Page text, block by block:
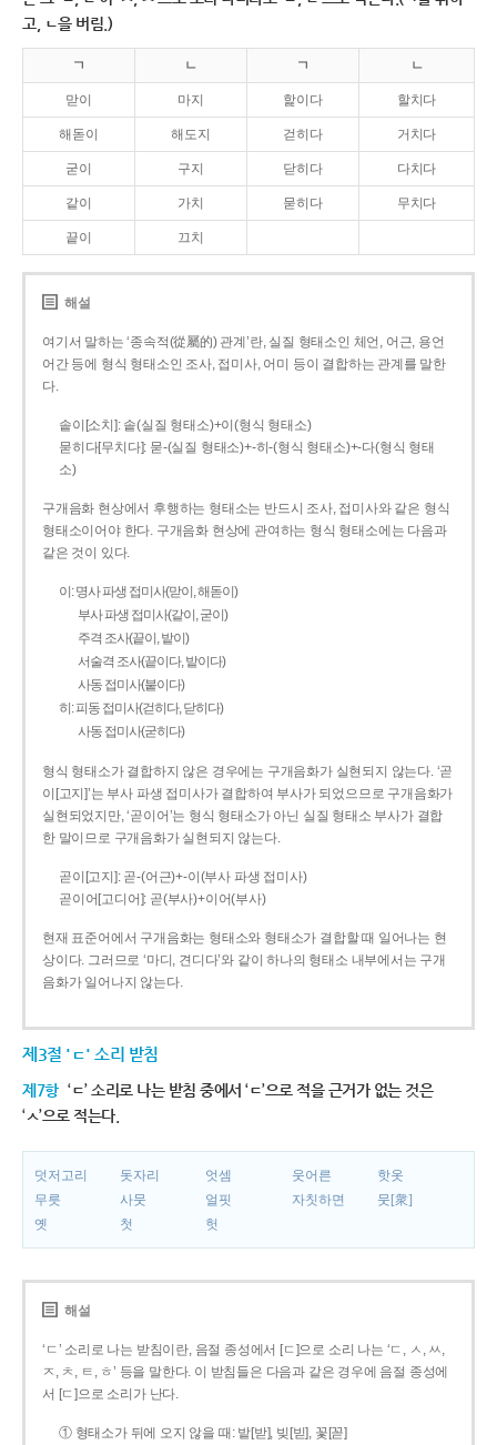
고, ㄴ을 버림.)
ㄱ ㄴ ㄱ ㄴ
맏이 마지 핥이다 할치다
해돋이 해도지 걷히다 거치다
굳이 구지 닫히다 다치다
같이 가치 묻히다 무치다
끝이 끄치
해설
여기서 말하는 ‘종속적(從屬的) 관계’란, 실질 형태소인 체언, 어근, 용언
어간 등에 형식 형태소인 조사, 접미사, 어미 등이 결합하는 관계를 말한
다.
솥이[소치]: 솥(실질 형태소)+이(형식 형태소)
묻히다[무치다]: 묻­-(실질 형태소)+­-히­-(형식 형태소)+-다(형식 형태
소)
구개음화 현상에서 후행하는 형태소는 반드시 조사, 접미사와 같은 형식
형태소이어야 한다. 구개음화 현상에 관여하는 형식 형태소에는 다음과
같은 것이 있다.
이: 명사 파생 접미사(맏이, 해돋이)
부사 파생 접미사(같이, 굳이)
주격 조사(끝이, 밭이)
서술격 조사(끝이다, 밭이다)
사동 접미사(붙이다)
히: 피동 접미사(걷히다, 닫히다)
사동 접미사(굳히다)
형식 형태소가 결합하지 않은 경우에는 구개음화가 실현되지 않는다. ‘곧
이[고지]’는 부사 파생 접미사가 결합하여 부사가 되었으므로 구개음화가
실현되었지만, ‘곧이어’는 형식 형태소가 아닌 실질 형태소 부사가 결합
한 말이므로 구개음화가 실현되지 않는다.
곧이[고지]: 곧-­(어근)+­-이(부사 파생 접미사)
곧이어[고디어]: 곧(부사)+이어(부사)
현재 표준어에서 구개음화는 형태소와 형태소가 결합할 때 일어나는 현
상이다. 그러므로 ‘마디, 견디다’와 같이 하나의 형태소 내부에서는 구개
음화가 일어나지 않는다.
제3절 'ㄷ' 소리 받침
제7항 ‘ㄷ’ 소리로 나는 받침 중에서 ‘ㄷ’으로 적을 근거가 없는 것은
‘ㅅ’으로 적는다.
덧저고리 돗자리 엇셈 웃어른
핫옷
무릇
사뭇 얼핏 자칫하면
뭇[衆]
옛
첫 헛
해설
‘ㄷ’ 소리로 나는 받침이란, 음절 종성에서 [ㄷ]으로 소리 나는 ‘ㄷ, ㅅ, ㅆ,
ㅈ, ㅊ, ㅌ, ㅎ’ 등을 말한다. 이 받침들은 다음과 같은 경우에 음절 종성에
서 [ㄷ]으로 소리가 난다.
① 형태소가 뒤에 오지 않을 때: 밭[받], 빚[빋], 꽃[꼳]